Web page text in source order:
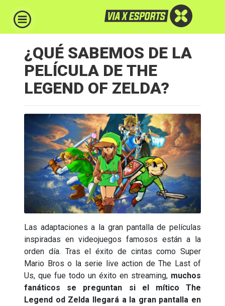
¿QUÉ SABEMOS DE LA
PELÍCULA DE THE
LEGEND OF ZELDA?
Las adaptaciones a la gran pantalla de películas
inspiradas en videojuegos famosos están a la
orden día. Tras el éxito de cintas como Super
Mario Bros o la serie live action de The Last of
Us, que fue todo un éxito en streaming, muchos
fanáticos se preguntan si el mítico The
Legend od Zelda llegará a la gran pantalla en